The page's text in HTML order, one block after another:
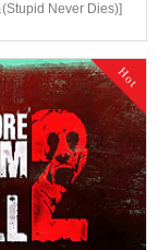
Never Dies)]
Hot